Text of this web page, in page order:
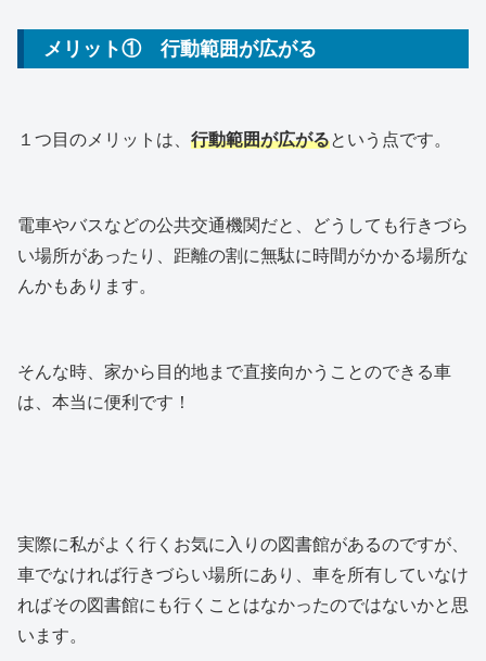
メリット① 行動範囲が広がる
１つ目のメリットは、 行動範囲が広がるという点です。
電車やバスなどの公共交通機関だと、どうしても行きづら
い場所があったり、距離の割に無駄に時間がかかる場所な
んかもあります。
そんな時、家から目的地まで直接向かうことのできる車
は、本当に便利です！
実際に私がよく行くお気に入りの図書館があるのですが、
車でなければ行きづらい場所にあり、車を所有していなけ
ればその図書館にも行くことはなかったのではないかと思
います。